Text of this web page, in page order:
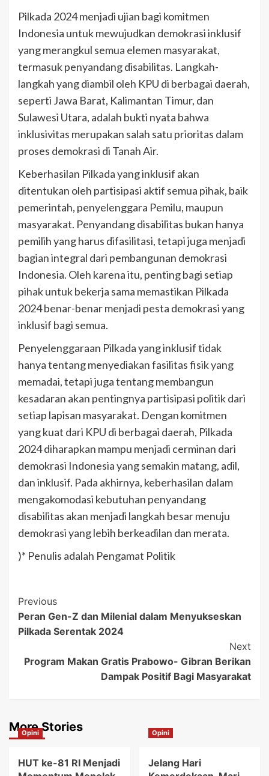
Pilkada 2024 menjadi ujian bagi komitmen
Indonesia untuk mewujudkan demokrasi inklusif
yang merangkul semua elemen masyarakat,
termasuk penyandang disabilitas. Langkah-
langkah yang diambil oleh KPU di berbagai daerah,
seperti Jawa Barat, Kalimantan Timur, dan
Sulawesi Utara, adalah bukti nyata bahwa
inklusivitas merupakan salah satu prioritas dalam
proses demokrasi di Tanah Air.
Keberhasilan Pilkada yang inklusif akan
ditentukan oleh partisipasi aktif semua pihak, baik
pemerintah, penyelenggara Pemilu, maupun
masyarakat. Penyandang disabilitas bukan hanya
pemilih yang harus difasilitasi, tetapi juga menjadi
bagian integral dari pembangunan demokrasi
Indonesia. Oleh karena itu, penting bagi setiap
pihak untuk bekerja sama memastikan Pilkada
2024 benar-benar menjadi pesta demokrasi yang
inklusif bagi semua.
Penyelenggaraan Pilkada yang inklusif tidak
hanya tentang menyediakan fasilitas fisik yang
memadai, tetapi juga tentang membangun
kesadaran akan pentingnya partisipasi politik dari
setiap lapisan masyarakat. Dengan komitmen
yang kuat dari KPU di berbagai daerah, Pilkada
2024 diharapkan mampu menjadi cerminan dari
demokrasi Indonesia yang semakin matang, adil,
dan inklusif. Pada akhirnya, keberhasilan dalam
mengakomodasi kebutuhan penyandang
disabilitas akan menjadi langkah besar menuju
demokrasi yang lebih berkeadilan dan merata.
)* Penulis adalah Pengamat Politik
Post
Navigation
Previous
Peran Gen-Z dan Milenial dalam Menyukseskan
Pilkada Serentak 2024
Next
Program Makan Gratis Prabowo- Gibran Berikan
Dampak Positif Bagi Masyarakat
More Stories
Opini
HUT ke-81 RI Menjadi
Opini
Jelang Hari